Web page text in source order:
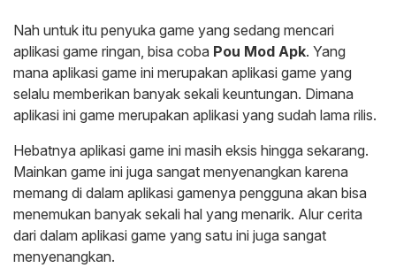
Nah untuk itu penyuka game yang sedang mencari
aplikasi game ringan, bisa coba Pou Mod Apk. Yang
mana aplikasi game ini merupakan aplikasi game yang
selalu memberikan banyak sekali keuntungan. Dimana
aplikasi ini game merupakan aplikasi yang sudah lama rilis.
Hebatnya aplikasi game ini masih eksis hingga sekarang.
Mainkan game ini juga sangat menyenangkan karena
memang di dalam aplikasi gamenya pengguna akan bisa
menemukan banyak sekali hal yang menarik. Alur cerita
dari dalam aplikasi game yang satu ini juga sangat
menyenangkan.